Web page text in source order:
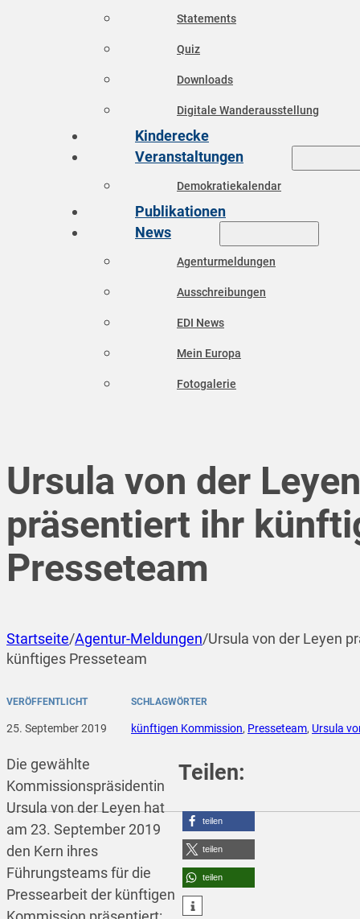
Statements
Quiz
Downloads
Digitale Wanderausstellung
Kinderecke
Veranstaltungen
Demokratiekalendar
Publikationen
News
Agenturmeldungen
Ausschreibungen
EDI News
Mein Europa
Fotogalerie
Ursula von der Leyen
präsentiert ihr
Presseteam
Startseite/Agentur-Meldungen/Ursula von der Leyen
künftiges Presseteam
VERÖFFENTLICHT
25. September 2019
SCHLAGWÖRTER
künftigen Kommission, Presseteam, Ursula
Die gewählte
Kommissionspräsidentin
Ursula von der Leyen hat
am 23. September 2019
den Kern ihres
Führungsteams für die
Pressearbeit der künftigen
Teilen:
teilen
teilen
teilen